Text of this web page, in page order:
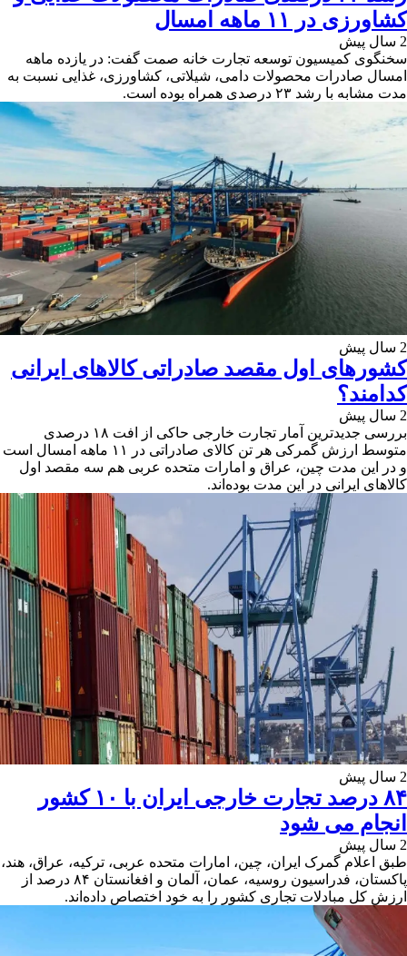
کشاورزی در ۱۱ ماهه امسال
2 سال پیش
سخنگوی کمیسیون توسعه تجارت خانه صمت گفت: در یازده ماهه
امسال صادرات محصولات دامی، شیلاتی، کشاورزی، غذایی نسبت به
مدت مشابه با رشد ۲۳ درصدی همراه بوده است.
2 سال پیش
کشورهای اول مقصد صادراتی کالاهای ایرانی
کدامند؟
2 سال پیش
بررسی جدیدترین آمار تجارت خارجی حاکی از افت ۱۸ درصدی
متوسط ارزش گمرکی هر تن کالای صادراتی در ۱۱ ماهه امسال است
و در این مدت چین، عراق و امارات متحده عربی هم سه مقصد اول
کالاهای ایرانی در این مدت بوده‌اند.
2 سال پیش
۸۴ درصد تجارت خارجی ایران با ۱۰ کشور
انجام می شود
2 سال پیش
​طبق اعلام گمرک ایران، چین، امارات متحده عربی، ترکیه، عراق، هند،
پاکستان، فدراسیون روسیه، عمان، آلمان و افغانستان ۸۴ درصد از
ارزش کل مبادلات تجاری کشور را به خود اختصاص داده‌اند.